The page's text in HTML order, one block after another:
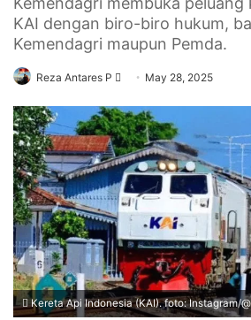
KAI dengan biro-biro hukum,
Kemendagri maupun Pemda.
Reza Antares P
Send
email
May 28, 2025
Kereta Api Indonesia (KAI). foto: Instagram/